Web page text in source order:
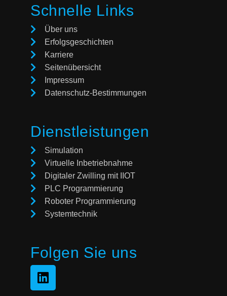
Schnelle Links
Über uns
Erfolgsgeschichten
Karriere
Seitenübersicht
Impressum
Datenschutz-Bestimmungen
Dienstleistungen
Simulation
Virtuelle Inbetriebnahme
Digitaler Zwilling mit IIOT
PLC Programmierung
Roboter Programmierung
Systemtechnik
Folgen Sie uns
L
i